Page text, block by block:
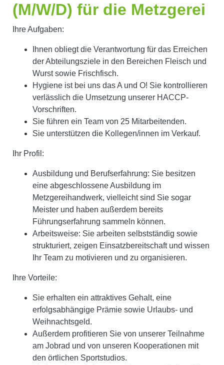
(M/W/D) für die Metzgerei
Ihre Aufgaben:
Ihnen obliegt die Verantwortung für das Erreichen
der Abteilungsziele in den Bereichen Fleisch und
Wurst sowie Frischfisch.
Hygiene ist bei uns das A und O! Sie kontrollieren
verlässlich die Umsetzung unserer HACCP-
Vorschriften.
Sie führen ein Team von 25 Mitarbeitenden.
Sie unterstützen die Kollegen/innen im Verkauf.
Ihr Profil:
Ausbildung und Berufserfahrung: Sie besitzen
eine abgeschlossene Ausbildung im
Metzgereihandwerk, vielleicht sind Sie sogar
Meister und haben außerdem bereits
Führungserfahrung sammeln können.
Arbeitsweise: Sie arbeiten selbstständig sowie
strukturiert, zeigen Einsatzbereitschaft und wissen
Ihr Team zu motivieren und zu organisieren.
Ihre Vorteile:
Sie erhalten ein attraktives Gehalt, eine
erfolgsabhängige Prämie sowie Urlaubs- und
Weihnachtsgeld.
Außerdem profitieren Sie von unserer Teilnahme
am Jobrad und von unseren Kooperationen mit
den örtlichen Sportstudios.